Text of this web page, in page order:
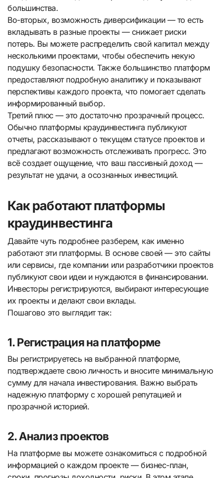
большинства.
Во-вторых, возможность диверсификации — то есть
вкладывать в разные проекты — снижает риски
потерь. Вы можете распределить свой капитал между
несколькими проектами, чтобы обеспечить некую
подушку безопасности. Также большинство платформ
предоставляют подробную аналитику и показывают
перспективы каждого проекта, что помогает сделать
информированный выбор.
Третий плюс — это достаточно прозрачный процесс.
Обычно платформы краудинвестинга публикуют
отчеты, рассказывают о текущем статусе проектов и
предлагают возможность отслеживать прогресс. Это
всё создает ощущение, что ваш пассивный доход —
результат не удачи, а осознанных инвестиций.
Как работают платформы
краудинвестинга
Давайте чуть подробнее разберем, как именно
работают эти платформы. В основе своей — это сайты
или сервисы, где компании или разработчики проектов
публикуют свои идеи и нуждаются в финансировании.
Инвесторы регистрируются, выбирают интересующие
их проекты и делают свои вклады.
Пошагово это выглядит так:
1. Регистрация на платформе
Вы регистрируетесь на выбранной платформе,
подтверждаете свою личность и вносите минимальную
сумму для начала инвестирования. Важно выбрать
надежную платформу с хорошей репутацией и
прозрачной историей.
2. Анализ проектов
На платформе вы можете ознакомиться с подробной
информацией о каждом проекте — бизнес-план,